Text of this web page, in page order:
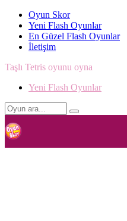
Oyun Skor
Yeni Flash Oyunlar
En Güzel Flash Oyunlar
İletişim
Taşlı Tetris oyunu oyna
Yeni Flash Oyunlar